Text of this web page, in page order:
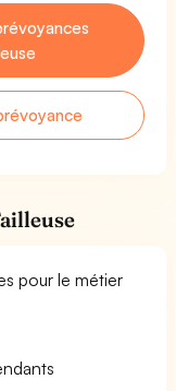
pour le métier